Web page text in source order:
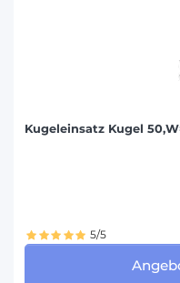
Kugeleinsatz Kugel
5/5